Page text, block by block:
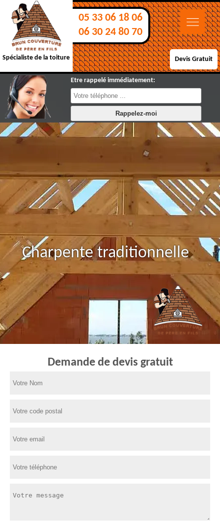
Spécialiste de la toiture
05 33 06 18 06
06 30 24 80 70
Devis Gratuit
Etre rappelé immédiatement:
Charpente traditionnelle
Demande de devis gratuit